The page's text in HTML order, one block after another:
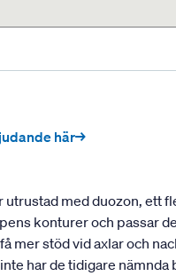
här→
med duozon,
konturer och passar
mer stöd vid axlar och
har de tidigare